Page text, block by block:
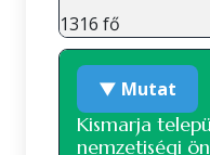
1316 fő
▼ Mutat
Kismarja
nemzetiségi